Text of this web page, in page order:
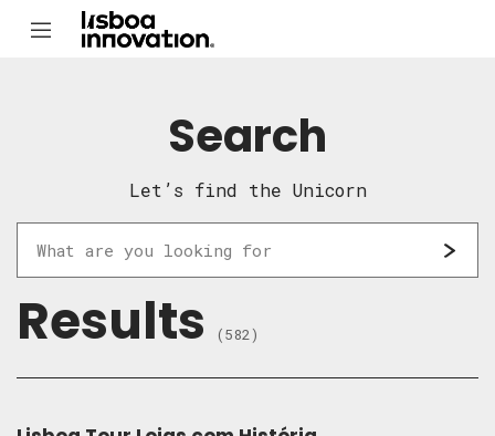
Search
Let’s find the Unicorn
Results (582)